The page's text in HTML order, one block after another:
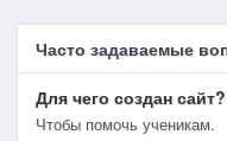
Часто задаваемые
Для чего создан сайт?
Чтобы помочь ученикам.